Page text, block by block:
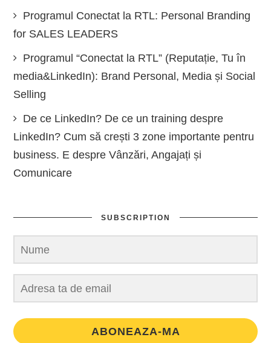
Programul Conectat la RTL: Personal Branding
for SALES LEADERS
Programul “Conectat la RTL” (Reputație, Tu în
media&LinkedIn): Brand Personal, Media și Social
Selling
De ce LinkedIn? De ce un training despre
LinkedIn? Cum să crești 3 zone importante pentru
business. E despre Vânzări, Angajați și
Comunicare
SUBSCRIPTION
ABONEAZA-MA